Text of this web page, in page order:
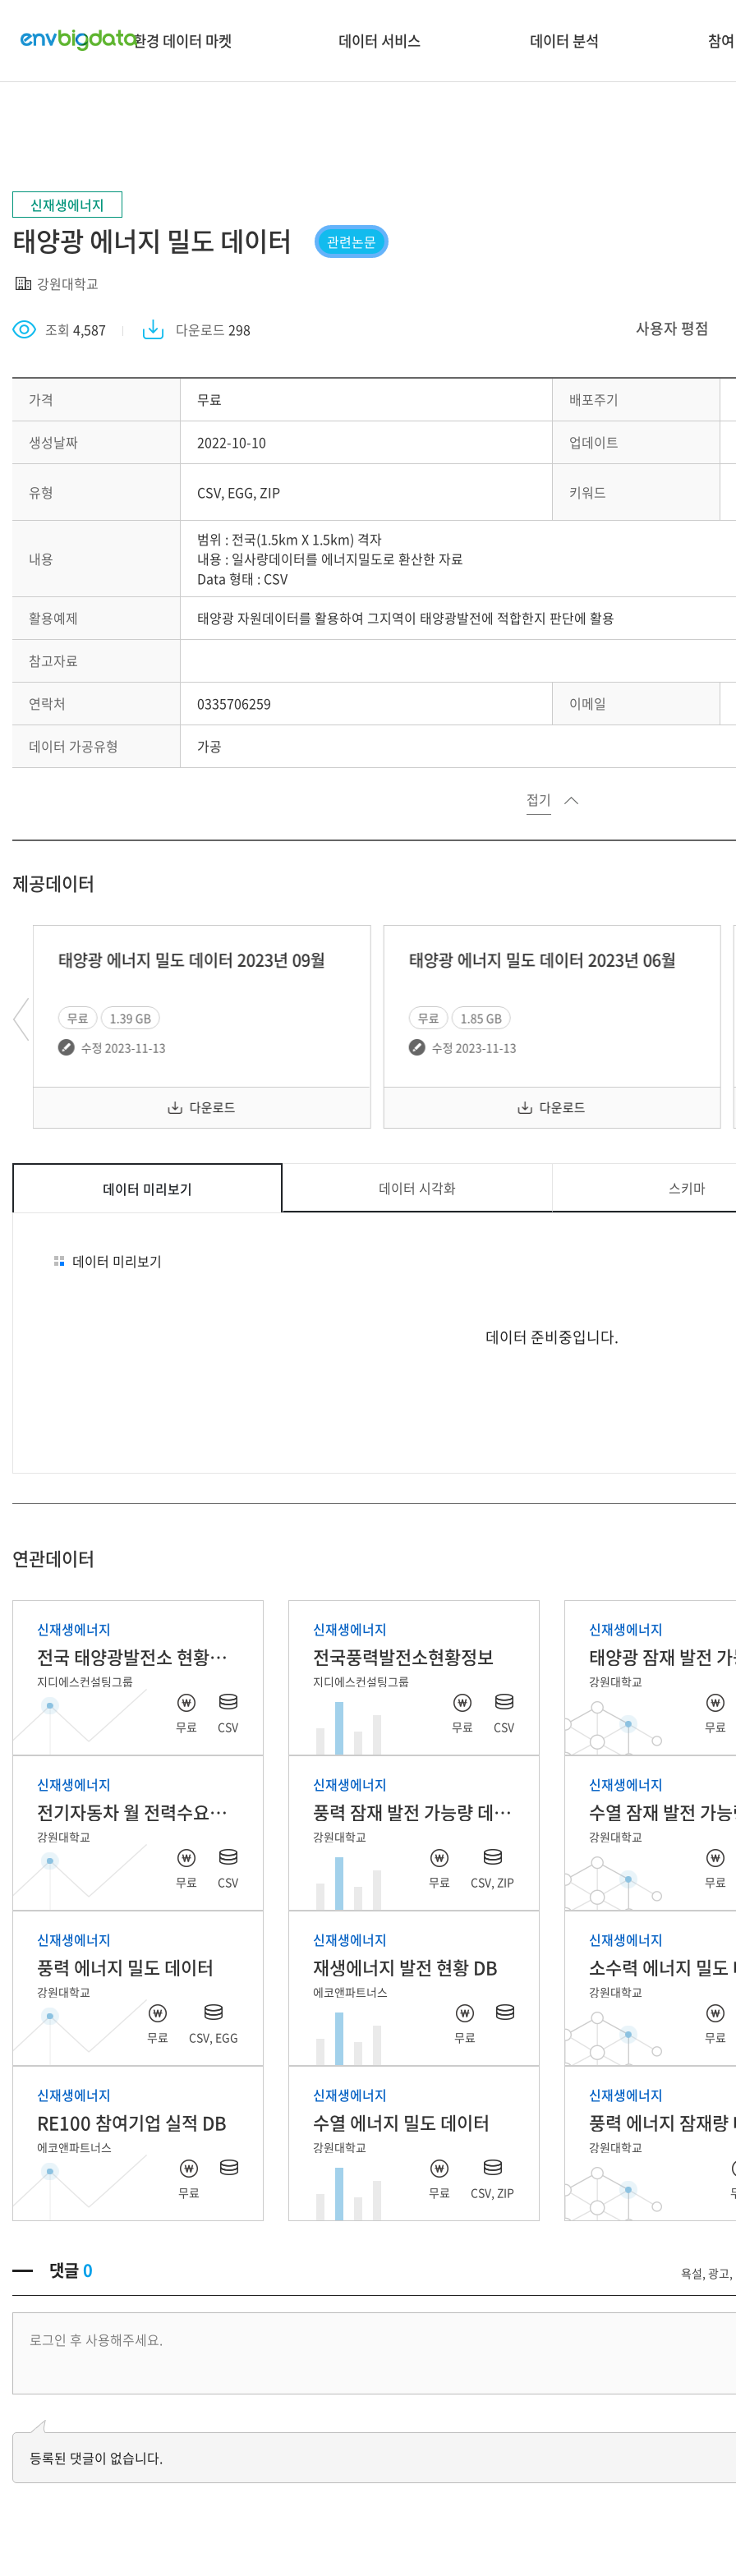
환경 데이터 마켓
데이터 수요조사
데이터 서비스 데이터 분석 참
신재생에너지
태양광 에너지 밀도 데이터 관련논문
강원대학교
조회 4,587 다운로드 298 사용자 평점
가격 무료 배포주기
생성날짜 2022-10-10 업데이트
유형 CSV, EGG, ZIP 키워드
내용
범위 : 전국(1.5km X 1.5km) 격자
내용 : 일사량데이터를 에너지밀도로 환산한 자료
Data 형태 : CSV
활용예제
태양광 자원데이터를 활용하여 그지역이 태양광발전에 적합한지 판단에 활용
참고자료
연락처 0335706259 이메일
데이터 가공유형 가공
접기
제공데이터
광 에너지 밀도 데이터 2023년 09월
1.39 GB
수정 2023-11-13
태양광 에너지 밀도 데이터 2023년 06월
1.85 GB
수정 2023-11-13
태양
수
데이터 미리보기 데이터 시각화 스키마
데이터 미리보기
데이터 준비중입니다.
연관데이터
신재생에너지
전국 태양광발전소 현황정보
지디에스컨설팅그룹
무료 CSV
신재생에너지
전국풍력발전소현황정보
지디에스컨설팅그룹
무료 CSV
신재생에너지
강원대학교
무료
신재생에너지
전기자동차 월 전력수요량 예측 데이터
강원대학교
무료 CSV
신재생에너지
풍력 잠재 발전 가능량 데이터
강원대학교
무료 CSV, ZIP
신재생에너지
강원대학교
무료
신재생에너지
풍력 에너지 밀도 데이터
강원대학교
무료 CSV, EGG
신재생에너지
재생에너지 발전 현황 DB
에코앤파트너스
무료
신재생에너지
소수력 에너지 밀도
강원대학교
무료
신재생에너지
RE100 참여기업 실적 DB
에코앤파트너스
무료
신재생에너지
수열 에너지 밀도 데이터
강원대학교
무료 CSV, ZIP
신재생에너지
풍력 에너지 잠재량
강원대학교